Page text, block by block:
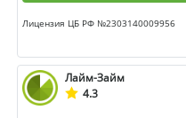
Лицензия ЦБ РФ №2303140009956
Лайм-Займ
4.3